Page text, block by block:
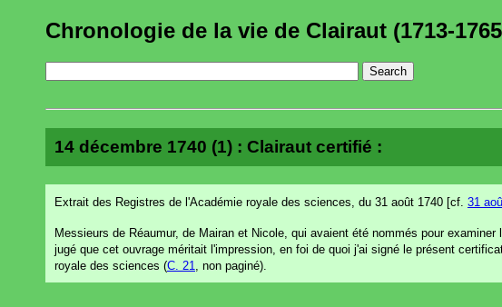
Chronologie de la vie de Clairaut (1713-
14 décembre 1740 (1) : Clairaut certifié :
Extrait des Registres de l'Académie royale des sciences, du 31 août 1740 [cf. 31
Messieurs de Réaumur, de Mairan et Nicole, qui avaient été nommés pour examiner
jugé que cet ouvrage méritait l'impression, en foi de quoi j'ai signé le présent
royale des sciences (C. 21 , non paginé).